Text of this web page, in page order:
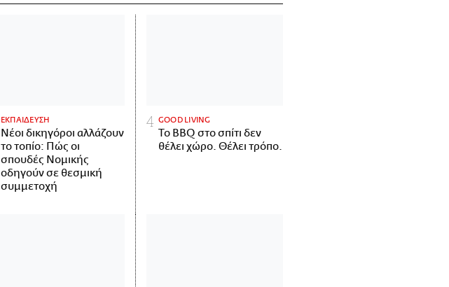
ΕΚΠΑΙΔΕΥΣΗ
Νέοι δικηγόροι αλλάζουν
το τοπίο: Πώς οι
σπουδές Νομικής
οδηγούν σε θεσμική
συμμετοχή
GOOD LIVING
Το BBQ στο σπίτι δεν
θέλει χώρο. Θέλει τρόπο.